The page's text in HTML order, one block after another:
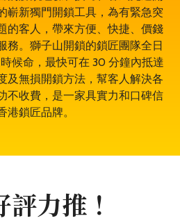
嶄新獨門開鎖工具，為有緊急突
的客人，帶來方便、快捷、價錢
務。獅子山開鎖的鎖匠團隊全日
候命，最快可在 30 分鐘內抵達
及無損開鎖方法，幫客人解決各
不收費，是一家具實力和口碑信
港鎖匠品牌。
力推！